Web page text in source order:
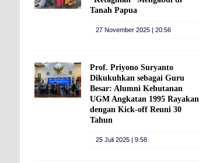
Tanah Papua
27 November 2025 | 20:56
Prof. Priyono Suryanto
Dikukuhkan sebagai Guru
Besar: Alumni Kehutanan
UGM Angkatan 1995 Rayakan
dengan Kick-off Reuni 30
Tahun
25 Juli 2025 | 9:58